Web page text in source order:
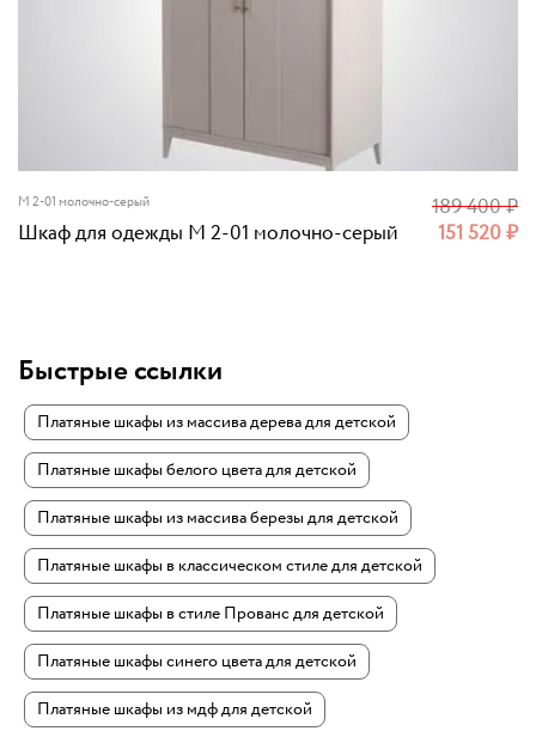
M 2-01 молочно-серый
Шкаф для одежды M 2-01 молочно-серый 151 520₽
189 400₽
Быстрые ссылки
Платяные шкафы из массива дерева для детской
Платяные шкафы белого цвета для детской
Платяные шкафы из массива березы для детской
Платяные шкафы в классическом стиле для детской
Платяные шкафы в стиле Прованс для детской
Платяные шкафы синего цвета для детской
Платяные шкафы из мдф для детской